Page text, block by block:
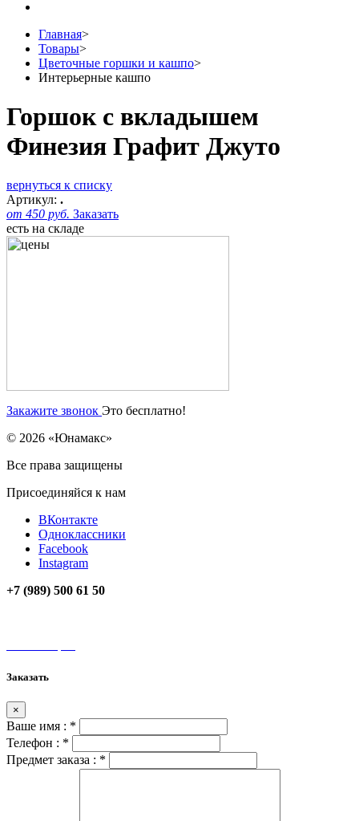
Главная>
Товары>
Цветочные горшки и кашпо>
Интерьерные кашпо
Горшок с вкладышем
Финезия Графит Джуто
вернуться к списку
Артикул: .
от 450 руб. Заказать
есть на складе
Закажите звонок Это бесплатно!
© 2026 «Юнамакс»
Все права защищены
Присоединяйся к нам
ВКонтакте
Одноклассники
Facebook
Instagram
+7 (989) 500 61 50
Заказать
×
Ваше имя : *
Телефон : *
Предмет заказа : *